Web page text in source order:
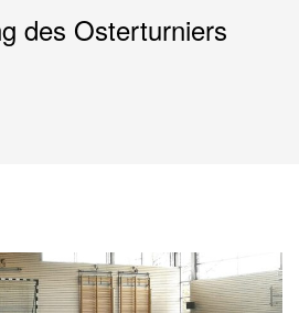
des Osterturniers